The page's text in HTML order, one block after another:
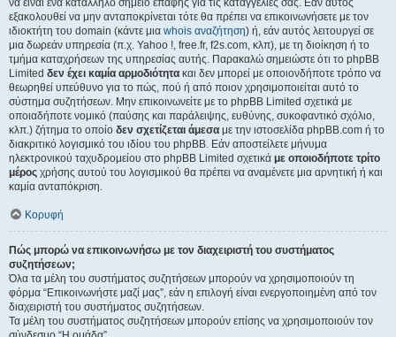
να είναι ένα κατάλληλο σημείο επαφής για τις καταγγελίες σας. Εάν αυτός
εξακολουθεί να μην ανταποκρίνεται τότε θα πρέπει να επικοινωνήσετε με τον
ιδιοκτήτη του domain (κάντε μια whois αναζήτηση) ή, εάν αυτός λειτουργεί σε
μια δωρεάν υπηρεσία (π.χ. Yahoo !, free.fr, f2s.com, κλπ), με τη διοίκηση ή το
τμήμα καταχρήσεων της υπηρεσίας αυτής. Παρακαλώ σημειώστε ότι το phpBB
Limited δεν έχει καμία αρμοδιότητα και δεν μπορεί με οποιονδήποτε τρόπο να
θεωρηθεί υπεύθυνο για το πώς, πού ή από ποιον χρησιμοποιείται αυτό το
σύστημα συζητήσεων. Μην επικοινωνείτε με το phpBB Limited σχετικά με
οποιαδήποτε νομικό (παύσης και παράλειψης, ευθύνης, συκοφαντικό σχόλιο,
κλπ.) ζήτημα το οποίο δεν σχετίζεται άμεσα με την ιστοσελίδα phpBB.com ή το
διακριτικό λογισμικό του ιδίου του phpBB. Εάν αποστείλετε μήνυμα
ηλεκτρονικού ταχυδρομείου στο phpBB Limited σχετικά με οποιοδήποτε τρίτο
μέρος χρήσης αυτού του λογισμικού θα πρέπει να αναμένετε μια αρνητική ή και
καμία ανταπόκριση.
Κορυφή
Πώς μπορώ να επικοινωνήσω με τον διαχειριστή του συστήματος
συζητήσεων;
Όλα τα μέλη του συστήματος συζητήσεων μπορούν να χρησιμοποιούν τη
φόρμα “Επικοινωνήστε μαζί μας”, εάν η επιλογή είναι ενεργοποιημένη από τον
διαχειριστή του συστήματος συζητήσεων.
Τα μέλη του συστήματος συζητήσεων μπορούν επίσης να χρησιμοποιούν τον